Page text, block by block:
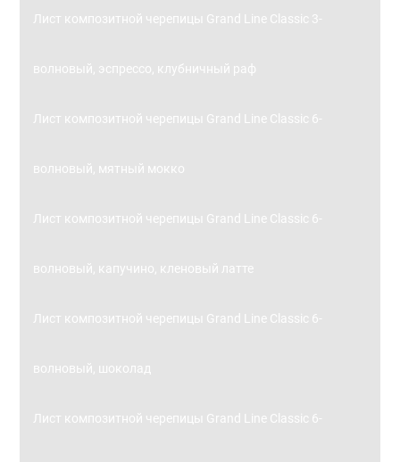
Лист композитной черепицы Grand Line Classic 3-
волновый, эспрессо, клубничный раф
Лист композитной черепицы Grand Line Classic 6-
волновый, мятный мокко
Лист композитной черепицы Grand Line Classic 6-
волновый, капучино, кленовый латте
Лист композитной черепицы Grand Line Classic 6-
волновый, шоколад
Лист композитной черепицы Grand Line Classic 6-